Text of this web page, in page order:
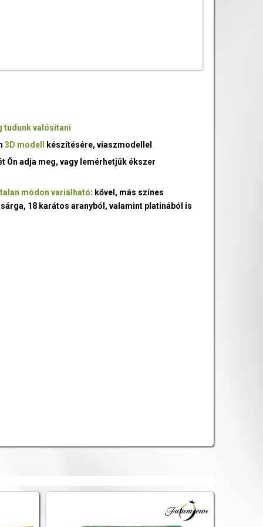
tudunk valósítani
3D modell
készítésére, viaszmodellel
Ön adja meg, vagy lemérhetjük ékszer
módon variálható: kővel, más színes
18 karátos aranyból, valamint platinából is